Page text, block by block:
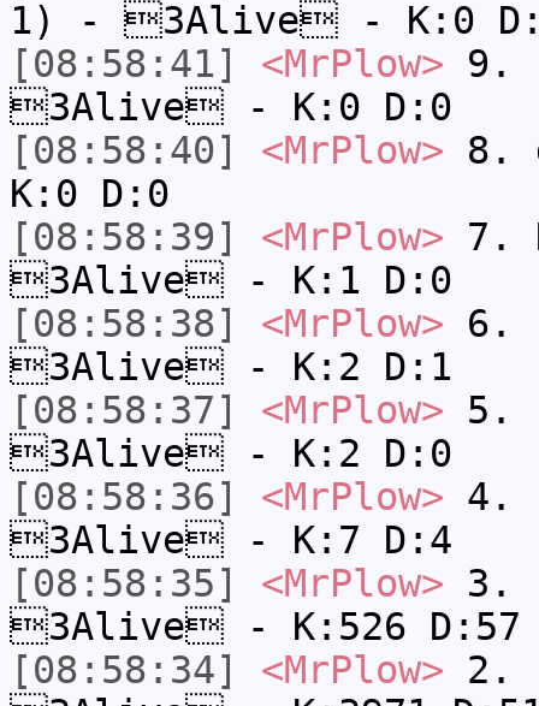
1) - 3Alive - K:0
[08:58:41]
<MrPlow> 9.
3Alive - K:0 D:0
[08:58:40]
<MrPlow> 8.
K:0 D:0
[08:58:39]
<MrPlow> 7.
3Alive - K:1 D:0
[08:58:38]
<MrPlow> 6.
3Alive - K:2 D:1
[08:58:37]
<MrPlow> 5.
3Alive - K:2 D:0
[08:58:36]
<MrPlow> 4.
3Alive - K:7 D:4
[08:58:35]
<MrPlow> 3.
3Alive - K:526 D:57
[08:58:34]
<MrPlow> 2.